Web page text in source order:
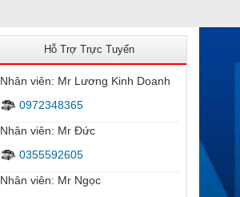
Hỗ Trợ Trực Tuyến
Nhân viên: Mr Lương Kinh Doanh
0972348365
Nhân viên: Mr Đức
0355592605
Nhân viên: Mr Ngọc